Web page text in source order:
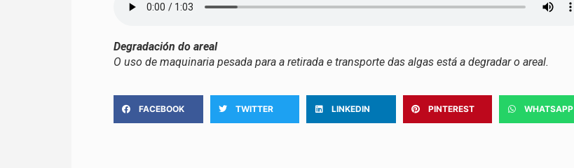
Degradación do areal
O uso de maquinaria pesada para a retirada e transporte das algas está a degradar o areal.
FACEBOOK TWITTER LINKEDIN PINTEREST WHATSAPP